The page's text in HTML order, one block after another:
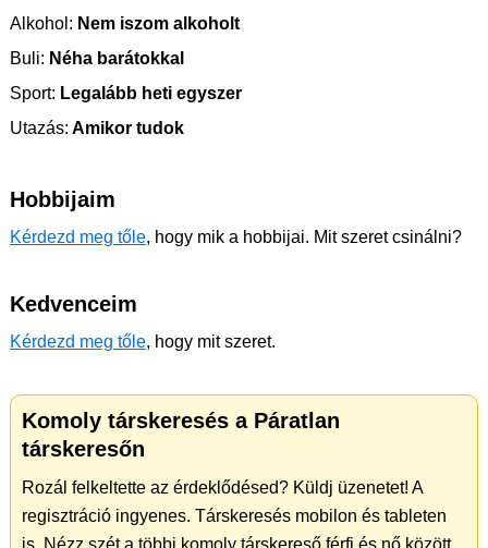
Alkohol: Nem iszom alkoholt
Buli: Néha barátokkal
Sport: Legalább heti egyszer
Utazás: Amikor tudok
Hobbijaim
Kérdezd meg tőle, hogy mik a hobbijai. Mit szeret csinálni?
Kedvenceim
Kérdezd meg tőle, hogy mit szeret.
Komoly társkeresés a Páratlan
társkeresőn
Rozál felkeltette az érdeklődésed? Küldj üzenetet! A
regisztráció ingyenes. Társkeresés mobilon és tableten